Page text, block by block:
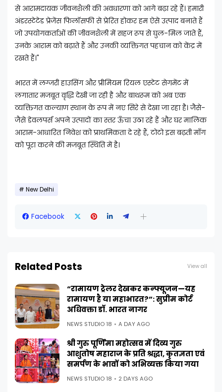
से आरामदायक जीवनशैली की अवधारणा को आगे बढ़ा रहे हैं। हमारी
अंडरस्टेटेड प्रेजेंस फिलॉसफी से प्रेरित होकर हम ऐसे उत्पाद बनाते हैं
जो उपयोगकर्ताओं की जीवनशैली में सहज रूप से घुल-मिल जाते हैं,
उनके आराम को बढ़ाते हैं और उनकी व्यक्तिगत पहचान को केंद्र में
रखते हैं।"
भारत में लग्जरी हाउसिंग और प्रीमियम रियल एस्टेट सेगमेंट में
लगातार मजबूत वृद्धि देखी जा रही है और बाथरूम को अब एक
व्यक्तिगत कल्याण स्थान के रूप में नए सिरे से देखा जा रहा है। जैसे-
जैसे डेवलपर्स अपने उत्पादों का स्तर ऊँचा उठा रहे हैं और घर मालिक
आराम-आधारित निवेश को प्राथमिकता दे रहे हैं, टोटो इस बढ़ती माँग
को पूरा करने की मजबूत स्थिति में है।
New Delhi
Facebook
Related Posts View all
“रामायण ट्रेलर देखकर कन्फ्यूजन—यह
रामायण है या महाभारत?”: सुप्रीम कोर्ट
अधिवक्ता डॉ. भारत नागर
NEWS STUDIO 18 A DAY AGO
श्री गुरु पूर्णिमा महोत्सव में दिव्य गुरु
आशुतोष महाराज के प्रति श्रद्धा, कृतज्ञता एवं
समर्पण के भावों को अभिव्यक्त किया गया
NEWS STUDIO 18 2 DAYS AGO